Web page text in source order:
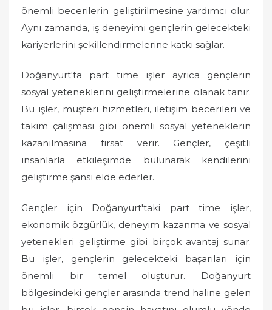
önemli becerilerin geliştirilmesine yardımcı olur.
Aynı zamanda, iş deneyimi gençlerin gelecekteki
kariyerlerini şekillendirmelerine katkı sağlar.
Doğanyurt'ta part time işler ayrıca gençlerin
sosyal yeteneklerini geliştirmelerine olanak tanır.
Bu işler, müşteri hizmetleri, iletişim becerileri ve
takım çalışması gibi önemli sosyal yeteneklerin
kazanılmasına fırsat verir. Gençler, çeşitli
insanlarla etkileşimde bulunarak kendilerini
geliştirme şansı elde ederler.
Gençler için Doğanyurt'taki part time işler,
ekonomik özgürlük, deneyim kazanma ve sosyal
yetenekleri geliştirme gibi birçok avantaj sunar.
Bu işler, gençlerin gelecekteki başarıları için
önemli bir temel oluşturur. Doğanyurt
bölgesindeki gençler arasında trend haline gelen